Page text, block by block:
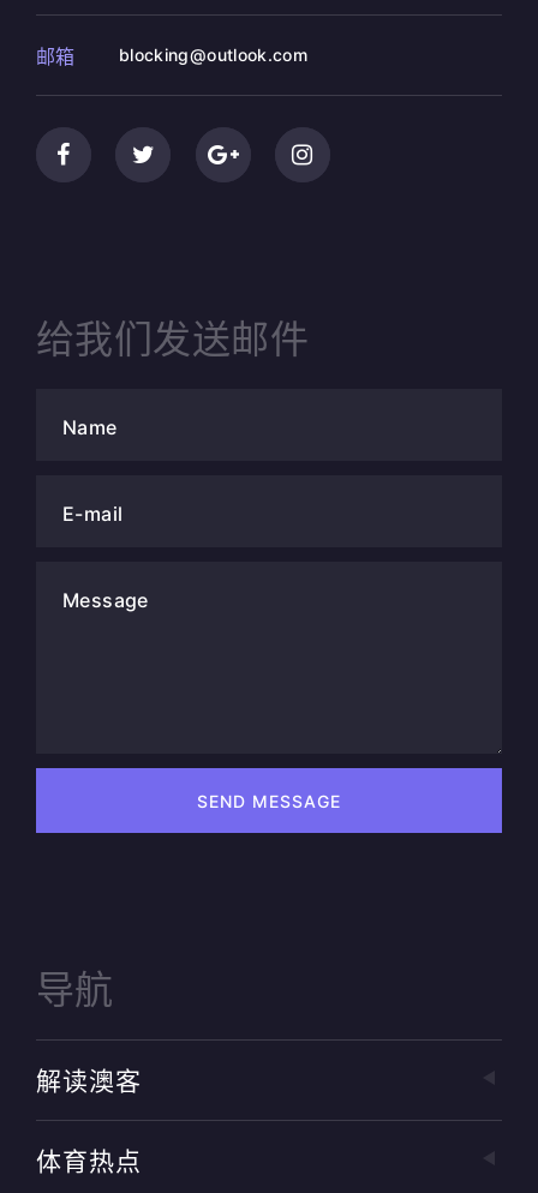
邮箱 blocking@outlook.com
给我们发送邮件
Name
E-mail
Message
SEND MESSAGE
导航
解读澳客
体育热点